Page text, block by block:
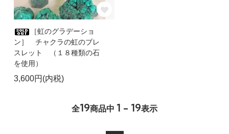
［虹のグラデーショ
ン］ チャクラの虹のブレ
スレット （１８種類の石
を使用）
3,600円(内税)
全19商品中 1 - 19表示